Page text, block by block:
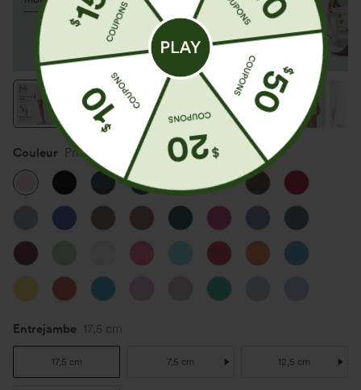
Exclusivité appli : $100 de réduction
Couleur Primrose Pink
Entrejambe 17,5 cm
17,5 cm 7,5 cm 12,5 cm